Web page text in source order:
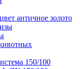
античное золото
150/100